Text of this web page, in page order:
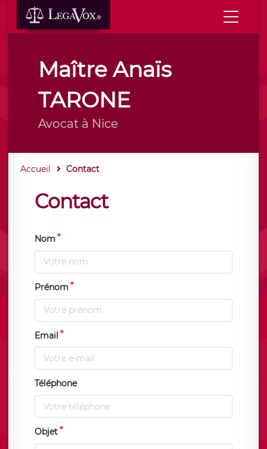
Maître Anaïs
TARONE
Avocat à Nice
Accueil Contact
Contact
Nom
Prénom
Email
Téléphone
Objet